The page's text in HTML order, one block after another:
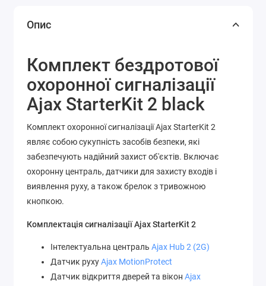
Опис
Комплект бездротової
охоронної сигналізації
Ajax StarterKit 2 black
Комплект охоронної сигналізації Ajax StarterKit 2
являє собою сукупність засобів безпеки, які
забезпечують надійний захист об'єктів. Включає
охоронну централь, датчики для захисту входів і
виявлення руху, а також брелок з тривожною
кнопкою.
Комплектація сигналізації Ajax StarterKit 2
Інтелектуальна централь Ajax Hub 2 (2G)
Датчик рухуAjax MotionProtect
Датчик відкриття дверей та вікон Ajax